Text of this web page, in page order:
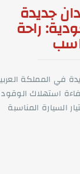
جديدة
راحة
في المملكة
استهلاك الوقود
السيارة المناسبة